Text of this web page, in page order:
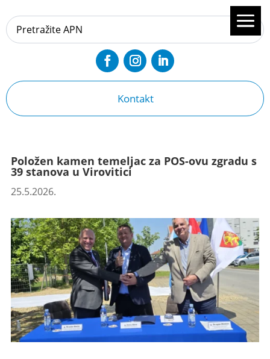
Kontakt
Položen kamen temeljac za POS-ovu zgradu s
39 stanova u Virovitici
25.5.2026.